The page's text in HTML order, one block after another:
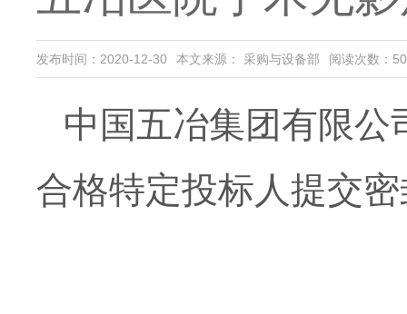
发布时间：2020-12-30 本文来源： 采购与设备部 阅读次数：
中国五冶集团有限
合格特定投标人提交